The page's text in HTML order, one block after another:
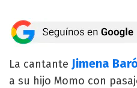
La cantante Jimena
a su hijo Momo con